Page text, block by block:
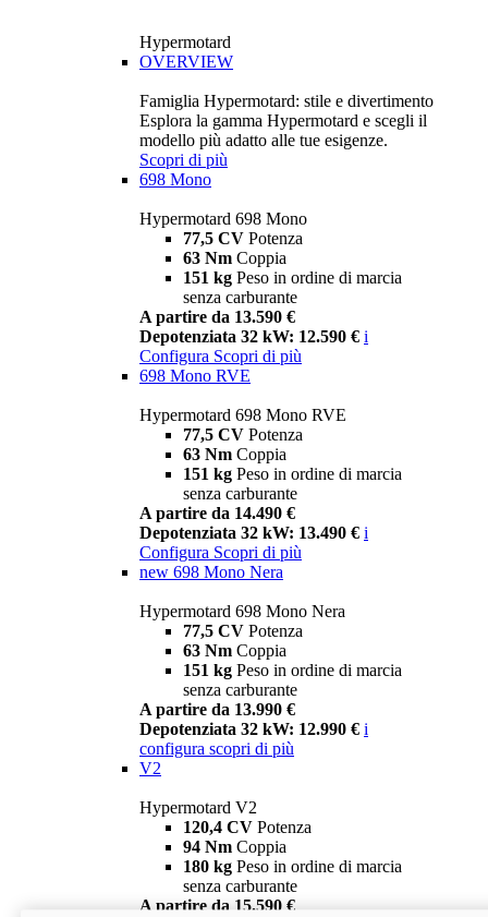
Hypermotard
OVERVIEW
Famiglia Hypermotard: stile e divertimento
Esplora la gamma Hypermotard e scegli il
modello più adatto alle tue esigenze.
Scopri di più
698 Mono
Hypermotard 698 Mono
77,5 CV Potenza
63 Nm Coppia
151 kg Peso in ordine di marcia
senza carburante
A partire da 13.590 €
Depotenziata 32 kW: 12.590 € i
Configura Scopri di più
698 Mono RVE
Hypermotard 698 Mono RVE
77,5 CV Potenza
63 Nm Coppia
151 kg Peso in ordine di marcia
senza carburante
A partire da 14.490 €
Depotenziata 32 kW: 13.490 € i
Configura Scopri di più
new 698 Mono Nera
Hypermotard 698 Mono Nera
77,5 CV Potenza
63 Nm Coppia
151 kg Peso in ordine di marcia
senza carburante
A partire da 13.990 €
Depotenziata 32 kW: 12.990 € i
configura scopri di più
V2
Hypermotard V2
120,4 CV Potenza
94 Nm Coppia
180 kg Peso in ordine di marcia
senza carburante
A partire da 15.590 €